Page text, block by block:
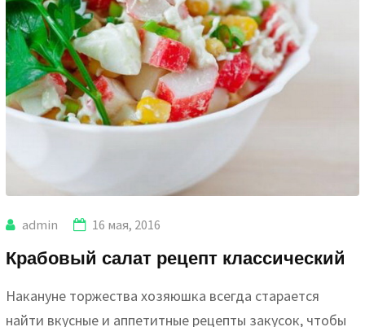
admin 16 мая, 2016
Крабовый салат рецепт классический
Накануне торжества хозяюшка всегда старается
найти вкусные и аппетитные рецепты закусок, чтобы